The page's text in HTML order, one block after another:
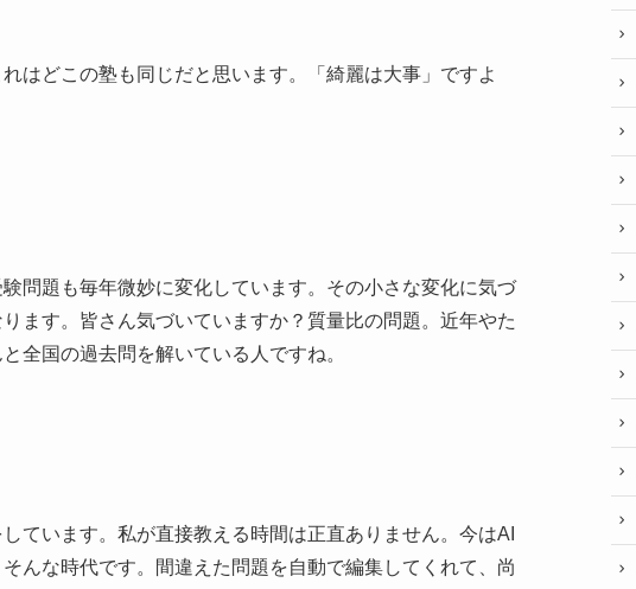
はどこの塾も同じだと思います。「綺麗は大事」ですよ
問題も毎年微妙に変化しています。その小さな変化に気づ
ます。皆さん気づいていますか？質量比の問題。近年やた
全国の過去問を解いている人ですね。
ています。私が直接教える時間は正直ありません。今はAI
んな時代です。間違えた問題を自動で編集してくれて、尚